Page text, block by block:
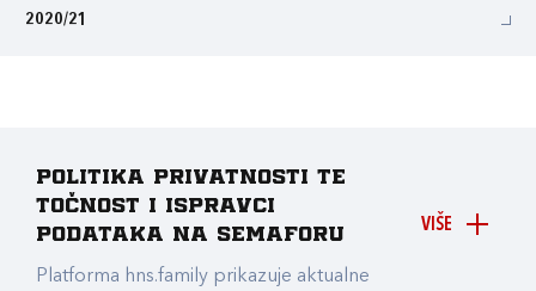
2020/21
VIŠE
Politika privatnosti te
točnost i ispravci
podataka na Semaforu
Platforma hns.family prikazuje aktualne